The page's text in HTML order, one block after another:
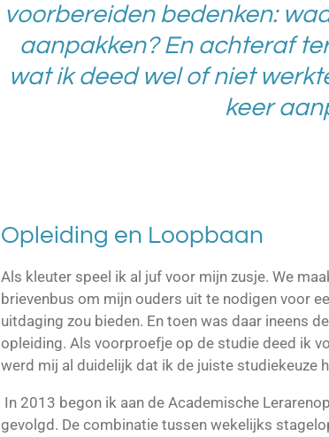
voorbereiden bedenken:
aanpakken? En achteraf
wat ik deed wel of niet
keer
Opleiding en Loopbaan
Als kleuter speel ik al juf voor mijn zusje. We
brievenbus om mijn ouders uit te nodigen voor
uitdaging zou bieden. En toen was daar ineens
opleiding. Als voorproefje op de studie deed ik
werd mij al duidelijk dat ik de juiste studiekeuze
In 2013 begon ik aan de Academische
gevolgd. De combinatie tussen wekelijks